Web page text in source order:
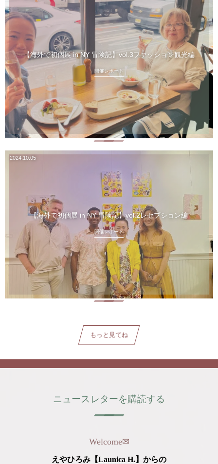
【海外で初個展 in NY 冒険記】vol.3ファッション観光編
開催レポート
【海外で初個展 in NY 冒険記】vol.2レセプション編
2024.10.05
開催レポート
もっと見てね
ニュースレターを購読する
Welcome✉︎
えやひろみ【Launica H.】からの